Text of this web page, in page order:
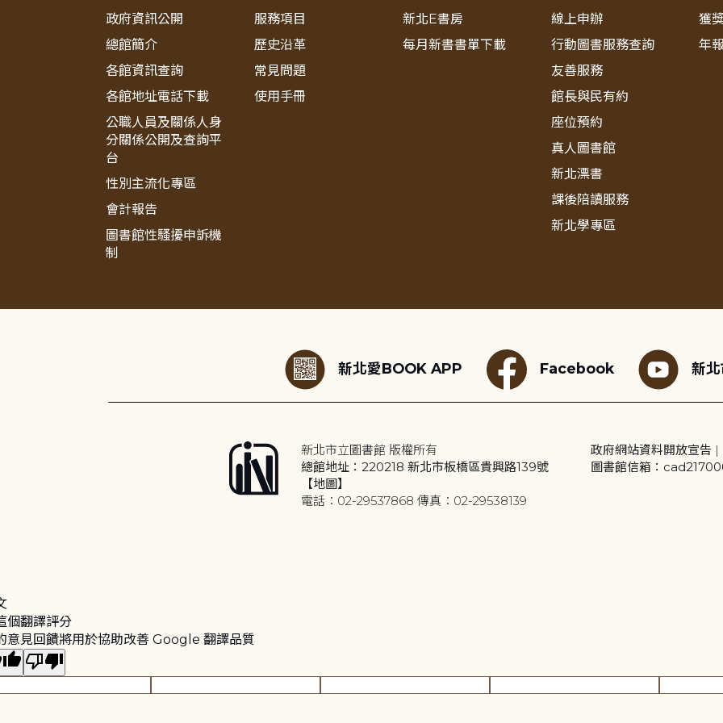
政府資訊公開
總館簡介
各館資訊查詢
各館地址電話下載
公職人員及關係人身
分關係公開及查詢平
台
性別主流化專區
會計報告
圖書館性騷擾申訴機
制
服務項目
歷史沿革
常見問題
使用手冊
新北E書房
每月新書書單下載
線上申辦
行動圖書服務查詢
友善服務
館長與民有約
座位預約
真人圖書館
新北漂書
課後陪讀服務
新北學專區
獲
年報
新北愛BOOK APP Facebook 新
新北市立圖書館 版權所有
總館地址：220218 新北市板橋區貴興路139號
【地圖】
電話：02-29537868 傳真：02-29538139
政府網站資料開放宣告 |
圖書館信箱：
個翻譯評分
意見回饋將用於協助改善 Google 翻譯品質